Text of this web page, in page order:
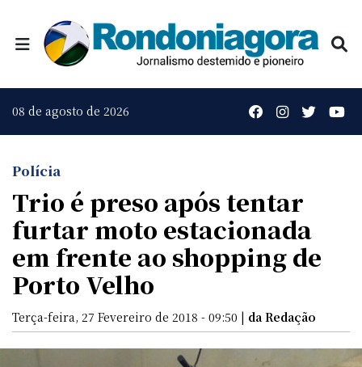
08 de agosto de 2026
Polícia
Trio é preso após tentar
furtar moto estacionada
em frente ao shopping de
Porto Velho
Terça-feira, 27 Fevereiro de 2018 - 09:50 | da Redação